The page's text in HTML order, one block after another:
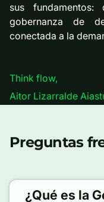
sus fundamentos:
gobernanza de
conectada a la
Think flow,
Aitor Lizarralde
Preguntas
¿Qué es la